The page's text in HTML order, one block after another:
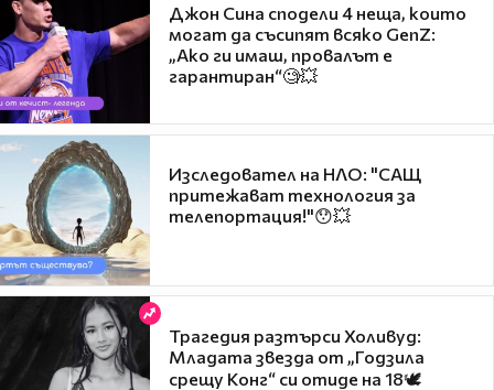
Джон Сина сподели 4 неща, които
могат да съсипят всяко GenZ:
„Ако ги имаш, провалът е
гарантиран“🧐💥
Изследовател на НЛО: "САЩ
притежават технология за
телепортация!"😯💥
Трагедия разтърси Холивуд:
Младата звезда от „Годзила
срещу Конг“ си отиде на 18🕊️